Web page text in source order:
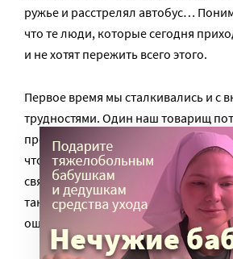
ружье и расстрелял автобус…
что те люди, которые сегодня
и не хотят пережить всего этого.
Первое время мы сталкивались и с
трудностями. Один наш товарищ
престижную работу, потому что его
что он состоит в АА. Это была
связанная в том числе с прессой,
такое анонимность. Так мы
ошибок».